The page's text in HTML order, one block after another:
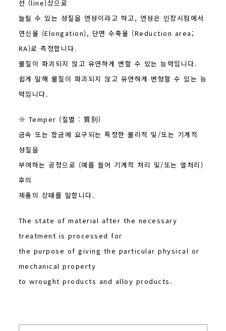
선 (line)상으로
늘릴 수 있는 성질을 연성이라고 하고, 연성은 인장시험에서
연신율 (Elongation), 단면 수축율 (Reduction area;
RA)로 측정합니다.
물질이 파괴되지 않고 유연하게 변할 수 있는 능력입니다.
쉽게 말해 물질이 파괴되지 않고 유연하게 변형할 수 있는 능
력입니다.
※ Temper (질별 : 質別)
금속 또는 합금에 요구되는 특정한 물리적 및/또는 기계적
성질을
부여하는 공정으로 (예를 들어 기계적 처리 및/또는 열처리)
후의
제품의 상태를 말합니다.
The state of material after the necessary
treatment is processed for
the purpose of giving the particular physical or
mechanical property
to wrought products and alloy products.